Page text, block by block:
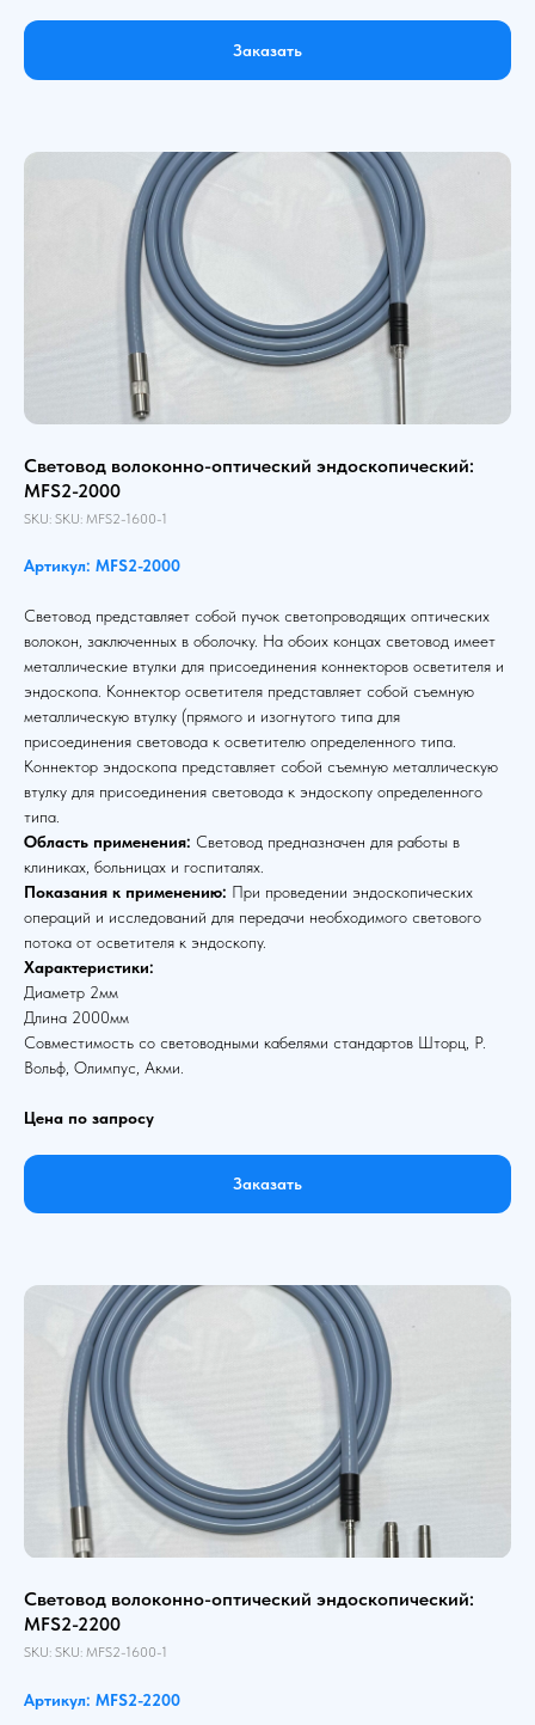
Заказать
Световод волоконно-оптический эндоскопический:
MFS2-2000
SKU: SKU: MFS2-1600-1
Артикул: MFS2-2000
Световод представляет собой пучок светопроводящих оптических
волокон, заключенных в оболочку. На обоих концах световод имеет
металлические втулки для присоединения коннекторов осветителя и
эндоскопа. Коннектор осветителя представляет собой съемную
металлическую втулку (прямого и изогнутого типа для
присоединения световода к осветителю определенного типа.
Коннектор эндоскопа представляет собой съемную металлическую
втулку для присоединения световода к эндоскопу определенного
типа.
Область применения: Световод предназначен для работы в
клиниках, больницах и госпиталях.
Показания к применению: При проведении эндоскопических
операций и исследований для передачи необходимого светового
потока от осветителя к эндоскопу.
Характеристики:
Диаметр 2мм
Длина 2000мм
Совместимость со световодными кабелями стандартов Шторц, Р.
Вольф, Олимпус, Акми.
Цена по запросу
Заказать
Световод волоконно-оптический эндоскопический:
MFS2-2200
SKU: SKU: MFS2-1600-1
Артикул: MFS2-2200